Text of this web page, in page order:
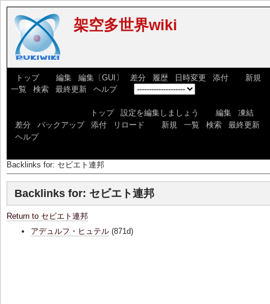
架空多世界wiki
トップ] [ 編集| 編集〔GUI〕 差分 履歴| 日時変更 添付] [ 新規
一覧
検索| 最終更新| ヘルプ] [
トップ| 設定を編集しましょう 編集| 凍結|
差分
バックアップ| 添付| リロード 新規 一覧 検索| 最終更新|
ヘルプ]
Backlinks for: セビエト連邦
Backlinks for: セビエト連邦
Return to セビエト連邦
アデュルフ・ヒュテル(871d)